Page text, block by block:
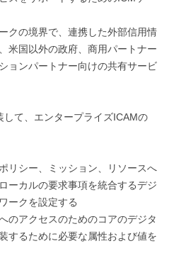
クの境界で、連携した外部信用情
米国以外の政府、商用パートナー
ョンパートナー向けの共有サービ
して、エンタープライズICAMの
リシー、ミッション、リソースへ
ーカルの要求事項を統合するデジ
ークを設定する
のアクセスのためのコアのデジタ
するために必要な属性および値を